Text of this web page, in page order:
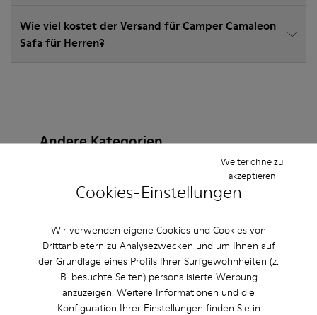
Cookies-Einstellungen
Wir verwenden eigene Cookies und Cookies von
Drittanbietern zu Analysezwecken und um Ihnen auf
der Grundlage eines Profils Ihrer Surfgewohnheiten (z.
B. besuchte Seiten) personalisierte Werbung
anzuzeigen. Weitere Informationen und die
Konfiguration Ihrer Einstellungen finden Sie in
Weiter ohne zu
akzeptieren
Wie viel kostet der Versand für Camper Camaleon
Safa für Herren?
Andere Kategorien
Schnürschuhe
Mokassins Clogs
Sandalen
Stiefel
Lässige Schuhe Sneaker
Slipper
Elegante Schuhe
Plateau/Keilabsatz Absätze